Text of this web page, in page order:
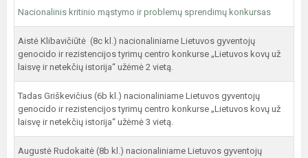
Nacionalinis kritinio mąstymo ir problemų sprendimų konkursas
Aistė Klibavičiūtė (8c kl.) nacionaliniame Lietuvos gyventojų
genocido ir rezistencijos tyrimų centro konkurse „Lietuvos kovų už
laisvę ir netekčių istorija“ užėmė 2 vietą.
Tadas Griškevičius (6b kl.) nacionaliniame Lietuvos gyventojų
genocido ir rezistencijos tyrimų centro konkurse „Lietuvos kovų už
laisvę ir netekčių istorija“ užėmė 3 vietą.
Augustė Rudokaitė (8b kl.) nacionaliniame Lietuvos gyventojų